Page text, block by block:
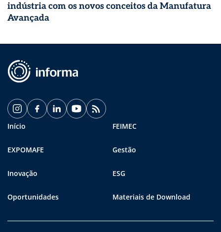
indústria com os novos conceitos da Manufatura
Avançada
Início FEIMEC
EXPOMAFE Gestão
Inovação ESG
Oportunidades Materiais de Download